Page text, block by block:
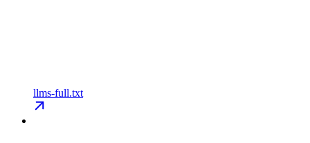
llms-full.txt